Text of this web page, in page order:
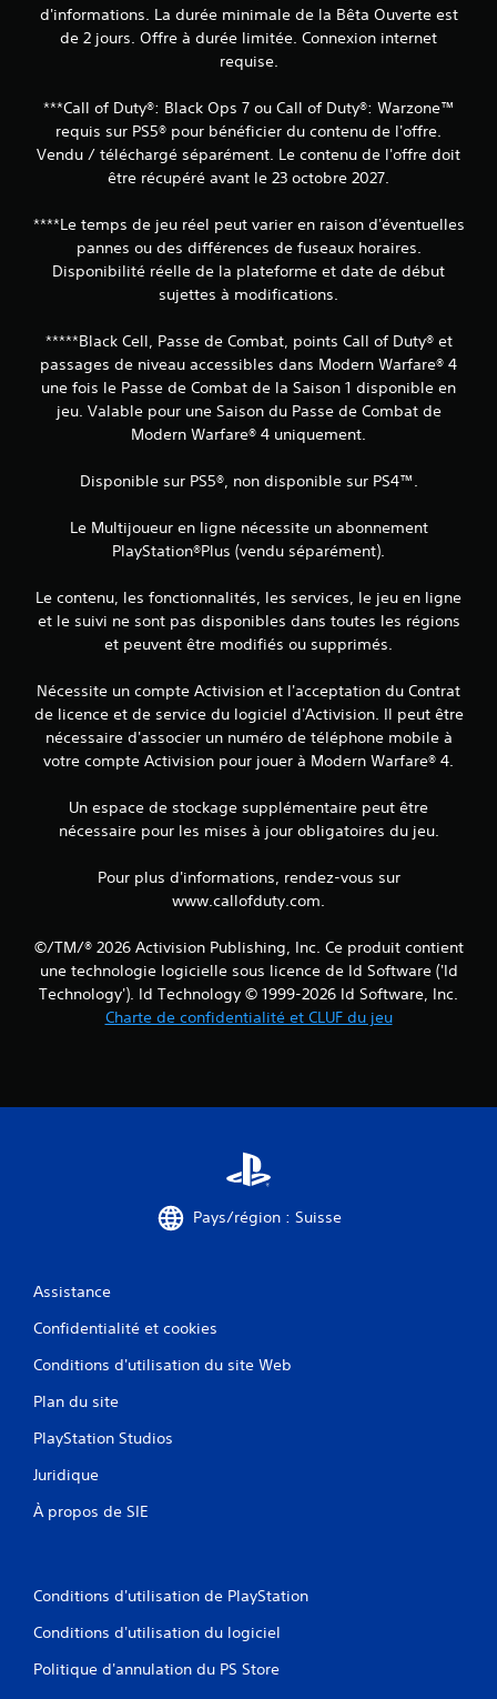
d'informations. La durée minimale de la Bêta Ouverte est
de 2 jours. Offre à durée limitée. Connexion internet
requise.
***Call of Duty®: Black Ops 7 ou Call of Duty®: Warzone™
requis sur PS5® pour bénéficier du contenu de l'offre.
Vendu / téléchargé séparément. Le contenu de l'offre doit
être récupéré avant le 23 octobre 2027.
****Le temps de jeu réel peut varier en raison d'éventuelles
pannes ou des différences de fuseaux horaires.
Disponibilité réelle de la plateforme et date de début
sujettes à modifications.
*****Black Cell, Passe de Combat, points Call of Duty® et
passages de niveau accessibles dans Modern Warfare® 4
une fois le Passe de Combat de la Saison 1 disponible en
jeu. Valable pour une Saison du Passe de Combat de
Modern Warfare® 4 uniquement.
Disponible sur PS5®, non disponible sur PS4™.
Le Multijoueur en ligne nécessite un abonnement
PlayStation®Plus (vendu séparément).
Le contenu, les fonctionnalités, les services, le jeu en ligne
et le suivi ne sont pas disponibles dans toutes les régions
et peuvent être modifiés ou supprimés.
Nécessite un compte Activision et l'acceptation du Contrat
de licence et de service du logiciel d'Activision. Il peut être
nécessaire d'associer un numéro de téléphone mobile à
votre compte Activision pour jouer à Modern Warfare® 4.
Un espace de stockage supplémentaire peut être
nécessaire pour les mises à jour obligatoires du jeu.
Pour plus d'informations, rendez-vous sur
www.callofduty.com.
©/TM/® 2026 Activision Publishing, Inc. Ce produit contient
une technologie logicielle sous licence de Id Software ('Id
Technology'). Id Technology © 1999-2026 Id Software, Inc.
Charte de confidentialité et CLUF du jeu
Pays/région : Suisse
Assistance
Confidentialité et cookies
Conditions d'utilisation du site Web
Plan du site
PlayStation Studios
Juridique
À propos de SIE
Conditions d'utilisation de PlayStation
Conditions d'utilisation du logiciel
Politique d'annulation du PS Store